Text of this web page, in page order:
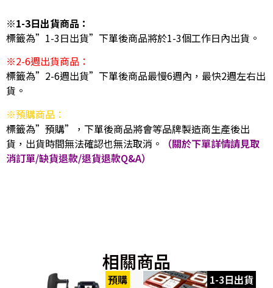
※1-3日出貨商品：
標籤為”1-3日出貨”下單後商品將於1-3個工作日內出貨。
※2-6週出貨商品：
標籤為”2-6週出貨”下單後商品最慢6週內，最快2週左右出
貨。
※預購商品：
標籤為”預購”，下單後商品將會等品牌製造商生產後出
貨，出貨時間無法確認也無法取消。
（關於下單詳情請見取
消訂單/缺貨退款/退貨退款Q&A）
相關商品
預購 1-3日出貨